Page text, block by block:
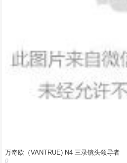
万奇欧（VANTRUE) N4 三录镜头领导者
0